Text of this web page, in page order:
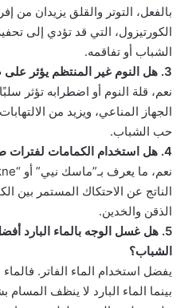
بالفعل، التوتر والقلق يزيدان من
الكورتيزول، التي قد تؤدي إلى
الشباب أو تفاقمه.
3. هل النوم غير المنتظم يؤثر على صحة البشرة وحب الشباب؟
نعم، قلة النوم أو اضطرابه تؤثر
الجهاز المناعي، ويزيد من
حب الشباب.
4. هل استخدام الكمامات لفترات طويلة يسبب حب الشباب؟
الناتج عن الاحتكاك المستمر بين
الذقن والخدين.
5. هل غسل الوجه بالماء البارد
الشباب؟
يفضل استخدام الماء الفاتر.
بينما الماء البارد لا ينظف